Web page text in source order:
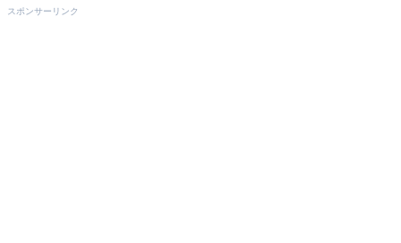
スポンサーリンク